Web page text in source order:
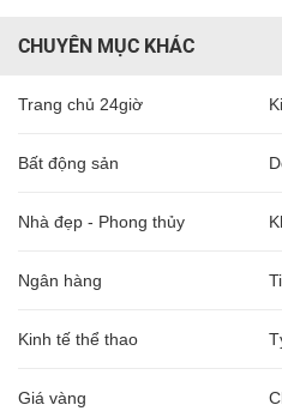
CHUYÊN MỤC KHÁC
Trang chủ 24giờ
Bất động sản
Nhà đẹp - Phong thủy
Ngân hàng
Kinh tế thể thao
Giá vàng